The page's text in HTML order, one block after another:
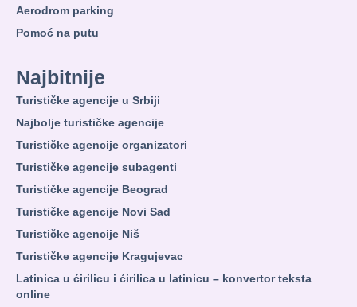
Aerodrom parking
Pomoć na putu
Najbitnije
Turističke agencije u Srbiji
Najbolje turističke agencije
Turističke agencije organizatori
Turističke agencije subagenti
Turističke agencije Beograd
Turističke agencije Novi Sad
Turističke agencije Niš
Turističke agencije Kragujevac
Latinica u ćirilicu i ćirilica u latinicu – konvertor teksta
online